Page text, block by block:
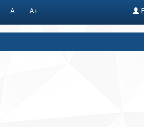
A A+